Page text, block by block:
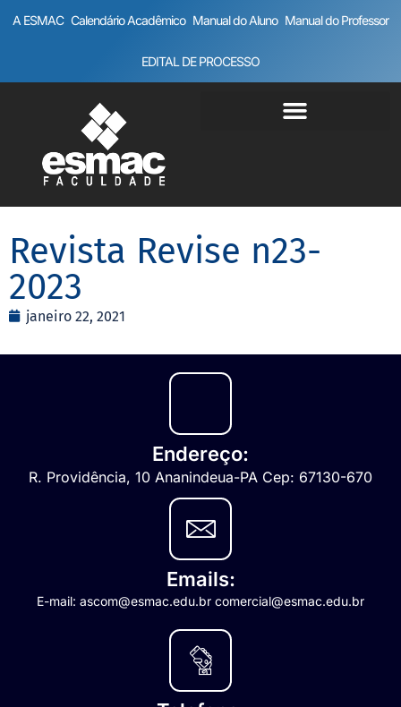
A ESMAC Calendário Acadêmico Manual do Aluno Manual do Professor
EDITAL DE PROCESSO
Revista Revise n23-
2023
janeiro 22, 2021
Endereço:
R. Providência, 10 Ananindeua-PA Cep: 67130-670
Emails:
E-mail: ascom@esmac.edu.br comercial@esmac.edu.br